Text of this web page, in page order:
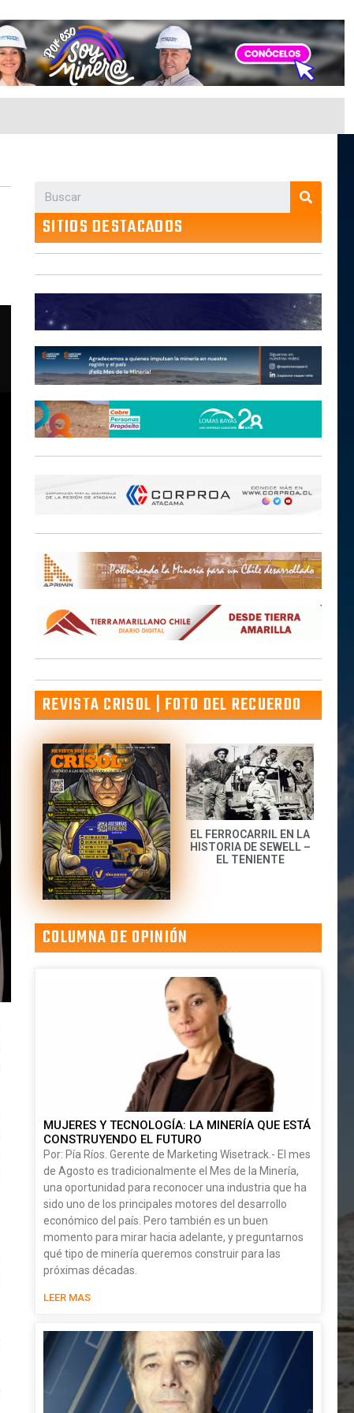
SITIOS DESTACADOS
REVISTA CRISOL | FOTO DEL RECUERDO
EL FERROCARRIL EN LA
HISTORIA DE SEWELL –
EL TENIENTE
COLUMNA DE OPINIÓN
MUJERES Y TECNOLOGÍA: LA MINERÍA QUE ESTÁ
CONSTRUYENDO EL FUTURO
Por: Pía Ríos. Gerente de Marketing Wisetrack.- El mes
de Agosto es tradicionalmente el Mes de la Minería,
una oportunidad para reconocer una industria que ha
sido uno de los principales motores del desarrollo
económico del país. Pero también es un buen
momento para mirar hacia adelante, y preguntarnos
qué tipo de minería queremos construir para las
próximas décadas.
LEER MAS